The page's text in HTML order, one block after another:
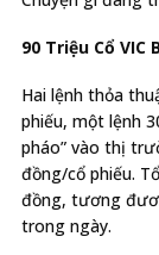
90 Triệu Cổ VIC
Hai lệnh thỏa
phiếu, một lệnh
pháo” vào thị
đồng/cổ phiếu.
đồng, tương
trong ngày.